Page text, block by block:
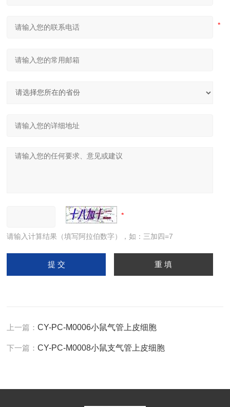
请输入计算结果（填写阿拉伯数字），如：三加四=7
上一篇：CY-PC-M0006小鼠气管上皮细胞
下一篇：CY-PC-M0008小鼠支气管上皮细胞